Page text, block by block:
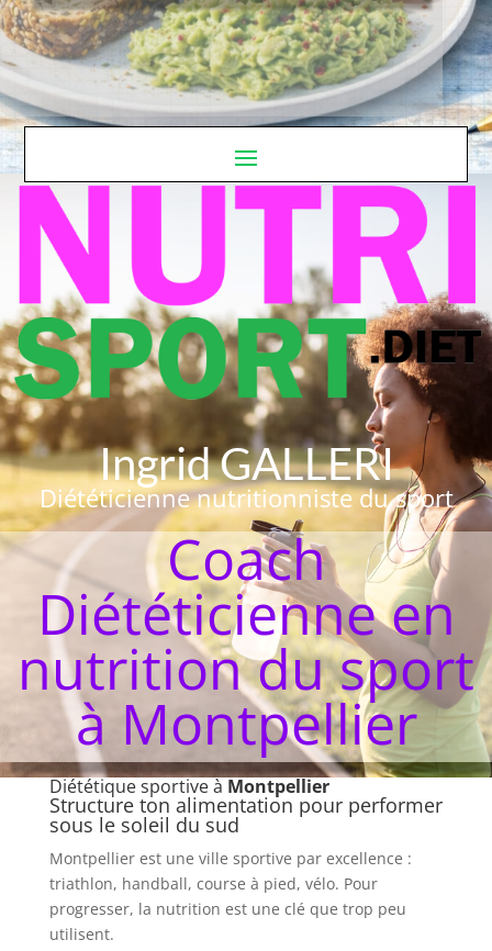
Ingrid GALLERI
Diététicienne nutritionniste du sport
Coach
Diététicienne en
nutrition du sport
à Montpellier
Diététique sportive àMontpellier
Structure ton alimentation pour performer
sous le soleil du sud
Montpellier est une ville sportive par excellence :
triathlon, handball, course à pied, vélo. Pour
progresser, la nutrition est une clé que trop peu
utilisent.